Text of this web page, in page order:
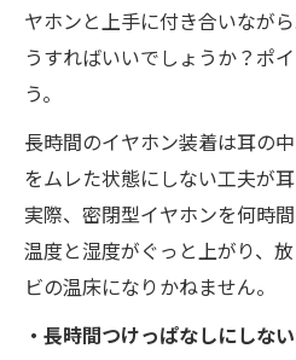
ヤホンと上手に付き合いなが
うすればいいでしょうか？ポ
う。
長時間のイヤホン装着は耳の
をムレた状態にしない工夫が
実際、密閉型イヤホンを何時
温度と湿度がぐっと上がり、
ビの温床になりかねません。
・長時間つけっぱなしにしない